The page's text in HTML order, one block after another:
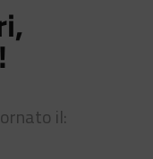
il: